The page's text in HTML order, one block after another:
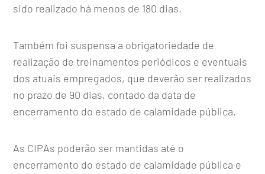
sido realizado há menos de 180 dias.
Também foi suspensa a obrigatoriedade de
realização de treinamentos periódicos e eventuais
dos atuais empregados, que deverão ser realizados
no prazo de 90 dias, contado da data de
encerramento do estado de calamidade pública.
As CIPAs poderão ser mantidas até o
encerramento do estado de calamidade pública e